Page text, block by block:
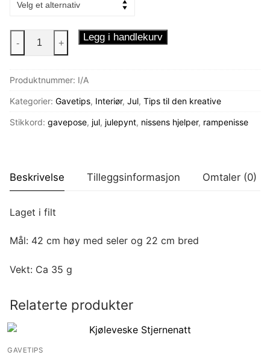
Hjelperens
Gavepose
- + Legg i handlekurv
Produktnummer: I/A
Kategorier: Gavetips, Interiør, Jul, Tips til den kreative
Stikkord: gavepose, jul, julepynt, nissens hjelper, rampenisse
Beskrivelse Tilleggsinformasjon Omtaler (0)
Laget i filt
Mål: 42 cm høy med seler og 22 cm bred
Vekt: Ca 35 g
Relaterte produkter
GAVETIPS